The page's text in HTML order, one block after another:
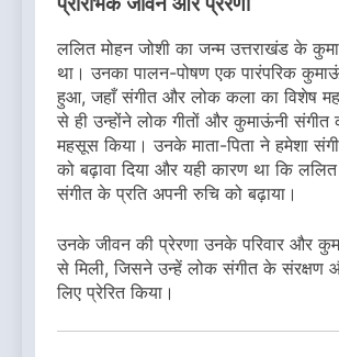
ललित मोहन जोशी का जन्म उत्तराखंड के
था। उनका पालन-पोषण एक पारंपरिक
हुआ, जहाँ संगीत और लोक कला का विशेष
से ही उन्होंने लोक गीतों और कुमाऊंनी
महसूस किया। उनके माता-पिता ने हमेशा
को बढ़ावा दिया और यही कारण था कि
संगीत के प्रति अपनी रुचि को बढ़ाया।
उनके जीवन की प्रेरणा उनके परिवार और
से मिली, जिसने उन्हें लोक संगीत के संरक्षण
लिए प्रेरित किया।